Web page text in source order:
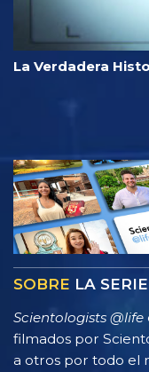
La Verdadera
SOBRE LA SERIE
Scientologists @life
filmados por
a otros por todo el